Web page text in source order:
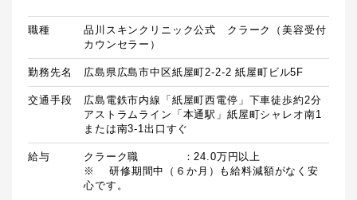
職種
品川スキンクリニック公式 クラーク（美容受付
カウンセラー）
勤務先名 広島県広島市中区紙屋町2-2-2 紙屋町ビル5F
交通手段
広島電鉄市内線「紙屋町西電停」下車徒歩約2分
アストラムライン「本通駅」紙屋町シャレオ南1
または南3-1出口すぐ
給与
クラーク職　　　　：24.0万円以上
※	研修期間中（６か月）も給料減額がなく安
心です。